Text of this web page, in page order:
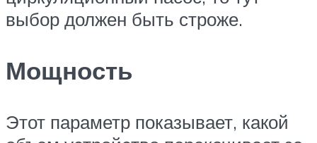
выбор должен быть строже.
Мощность
Этот параметр показывает, какой